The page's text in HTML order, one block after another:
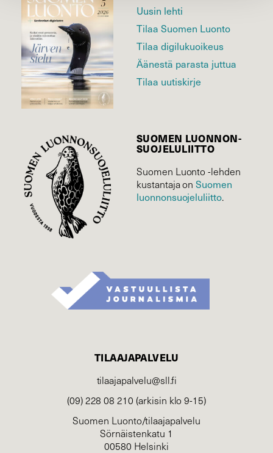
Uusin lehti
Tilaa Suomen Luonto
Tilaa digilukuoikeus
Äänestä parasta juttua
Tilaa uutiskirje
SUOMEN LUONNON­
SUOJELU­LIITTO
Suomen Luonto -lehden
kustantaja onSuomen
luonnonsuojelu­liitto.
TILAAJAPALVELU
tilaajapalvelu@sll.fi
(09) 228 08 210 (arkisin klo 9-15)
Suomen Luonto/tilaajapalvelu
Sörnäistenkatu 1
00580 Helsinki